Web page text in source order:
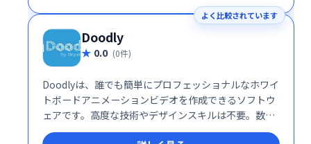
よく比較されています
Doodly
0.0 (0件)
Doodlyは、誰でも簡単にプロフェッショナルなホワイ
トボードアニメーションビデオを作成できるソフトウ
ェアです。高度な技術やデザインスキルは不要。数分
で魅力的な動画を制作し、ビジネスや教育、プレゼン